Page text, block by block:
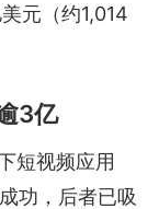
元（约1,014
3亿
短视频应用
功，后者已吸